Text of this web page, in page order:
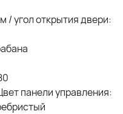
/ угол открытия двери:
панели управления: